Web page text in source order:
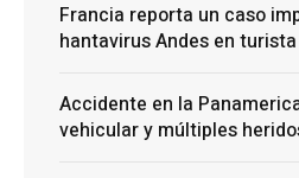
Francia reporta un caso
hantavirus Andes en
Accidente en la
vehicular y múltiples